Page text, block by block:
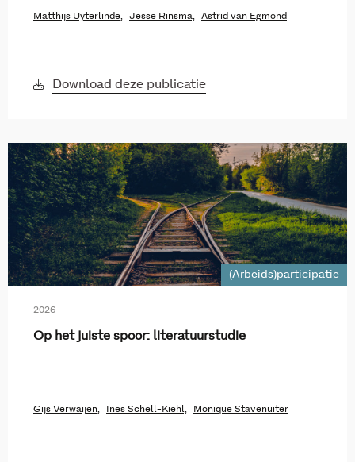
Matthijs Uyterlinde, Jesse Rinsma, Astrid van Egmond
Download deze publicatie
(Arbeids)participatie
2026
Op het juiste spoor: literatuurstudie
Gijs Verwaijen, Ines Schell-Kiehl, Monique Stavenuiter